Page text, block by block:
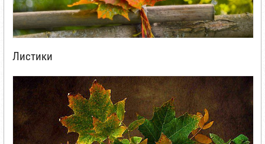
Листики